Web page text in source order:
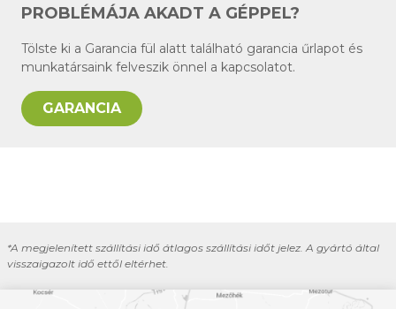
PROBLÉMÁJA AKADT A GÉPPEL?
Tölste ki a Garancia fül alatt található garancia űrlapot és
munkatársaink felveszik önnel a kapcsolatot.
GARANCIA
*A megjelenített szállítási idő átlagos szállítási időt jelez. A gyártó által
visszaigazolt idő ettől eltérhet.